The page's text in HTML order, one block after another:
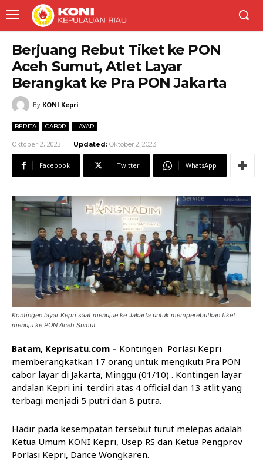
Berjuang Rebut Tiket ke PON
Aceh Sumut, Atlet Layar
Berangkat ke Pra PON Jakarta
By KONI Kepri
BERITA CABOR LAYAR
Oktober 2, 2023 Updated: Oktober 2, 2023
Facebook Twitter WhatsApp
Kontingen layar Kepri saat menujue ke Jakarta untuk memperebutkan tiket
menuju ke PON Aceh Sumut
Batam, Keprisatu.com – Kontingen Porlasi Kepri
memberangkatkan 17 orang untuk mengikuti Pra PON
cabor layar di Jakarta, Minggu (01/10) . Kontingen layar
andalan Kepri ini terdiri atas 4 official dan 13 atlit yang
terbagi menjadi 5 putri dan 8 putra.
Hadir pada kesempatan tersebut turut melepas adalah
Ketua Umum KONI Kepri, Usep RS dan Ketua Pengprov
Porlasi Kepri, Dance Wongkaren.